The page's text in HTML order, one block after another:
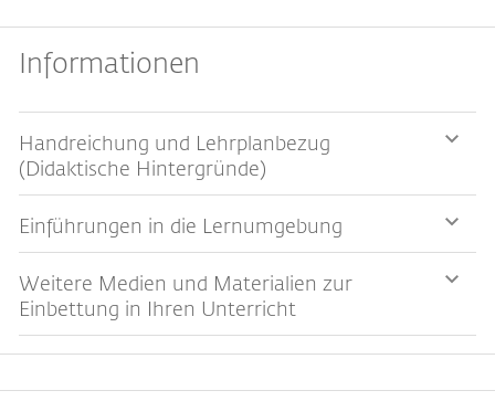
Informationen
Handreichung und Lehrplanbezug
(Didaktische Hintergründe)
Einführungen in die Lernumgebung
Weitere Medien und Materialien zur
Einbettung in Ihren Unterricht